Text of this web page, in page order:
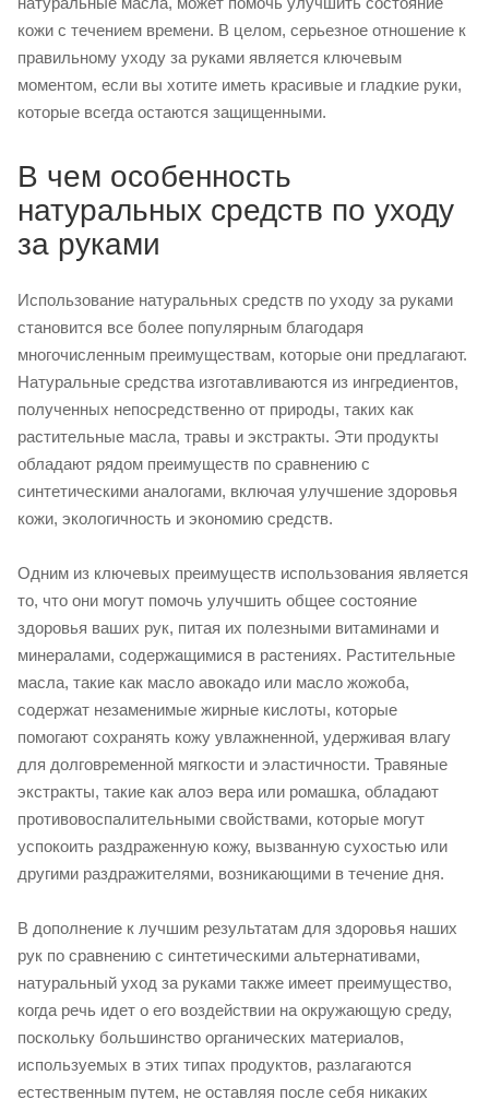
кожи с течением времени. В целом, серьезное отношение к
правильному уходу за руками является ключевым
моментом, если вы хотите иметь красивые и гладкие руки,
которые всегда остаются защищенными.
В чем особенность
натуральных средств по уходу
за руками
Использование натуральных средств по уходу за руками
становится все более популярным благодаря
многочисленным преимуществам, которые они предлагают.
Натуральные средства изготавливаются из ингредиентов,
полученных непосредственно от природы, таких как
растительные масла, травы и экстракты. Эти продукты
обладают рядом преимуществ по сравнению с
синтетическими аналогами, включая улучшение здоровья
кожи, экологичность и экономию средств.
Одним из ключевых преимуществ использования является
то, что они могут помочь улучшить общее состояние
здоровья ваших рук, питая их полезными витаминами и
минералами, содержащимися в растениях. Растительные
масла, такие как масло авокадо или масло жожоба,
содержат незаменимые жирные кислоты, которые
помогают сохранять кожу увлажненной, удерживая влагу
для долговременной мягкости и эластичности. Травяные
экстракты, такие как алоэ вера или ромашка, обладают
противовоспалительными свойствами, которые могут
успокоить раздраженную кожу, вызванную сухостью или
другими раздражителями, возникающими в течение дня.
В дополнение к лучшим результатам для здоровья наших
рук по сравнению с синтетическими альтернативами,
натуральный уход за руками также имеет преимущество,
когда речь идет о его воздействии на окружающую среду,
поскольку большинство органических материалов,
используемых в этих типах продуктов, разлагаются
естественным путем, не оставляя после себя никаких